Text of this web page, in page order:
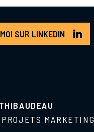
SUR LINKEDIN
MARKETING